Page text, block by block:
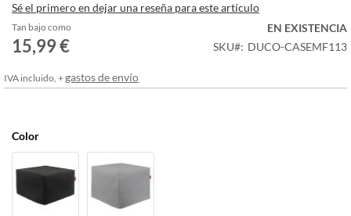
la
galería
de
Sé el primero en dejar una reseña para este artículo
Tan bajo como
15,99 €
EN EXISTENCIA
SKU
DUCO-CASEMF113
IVA incluido, +gastos de envío
Color